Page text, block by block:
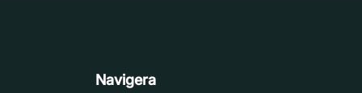
Navigera